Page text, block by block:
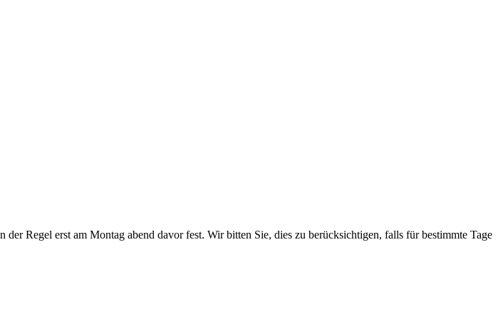
Regel erst am Montag abend davor fest. Wir bitten Sie, dies zu berücksichtigen, falls für bestimmte Tage